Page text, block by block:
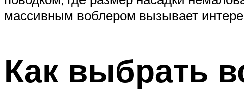
массивным воблером вызывает
Как выбрать